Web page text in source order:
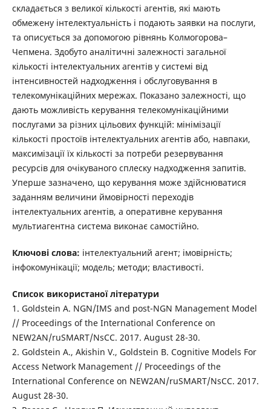
складається з великої кількості агентів, які мають
обмежену інтелектуальність і подають заявки на послуги,
та описується за допомогою рівнянь Колмогорова–
Чепмена. Здобуто аналітичні залежності загальної
кількості інтелектуальних агентів у системі від
інтенсивностей надходження і обслуговування в
телекомунікаційних мережах. Показано залежності, що
дають можливість керування телекомунікаційними
послугами за різних цільових функцій: мінімізації
кількості простоїв інтелектуальних агентів або, навпаки,
максимізації їх кількості за потреби резервування
ресурсів для очікуваного сплеску надходження запитів.
Уперше зазначено, що керування може здійснюватися
заданням величини ймовірності переходів
інтелектуальних агентів, а оперативне керування
мультиагентна система виконає самостійно.
Ключові слова: інтелектуальний агент; імовірність;
інфокомунікації; модель; методи; властивості.
Список використаної літератури
1. Goldstein A. NGN/IMS and post-NGN Management Model
// Proceedings of the International Conference on
NEW2AN/ruSMART/NsCC. 2017. August 28-30.
2. Goldstein A., Akishin V., Goldstein B. Cognitive Models For
Access Network Management // Proceedings of the
International Conference on NEW2AN/ruSMART/NsCC. 2017.
August 28-30.